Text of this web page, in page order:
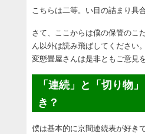
こちらは二等。い目の詰まり具
さて、ここからは僕の保管のこ
ん以外は読み飛ばしてください。
変態畳屋さんは是非ともご意見
「連続」と「切り物
き？
僕は基本的に京間連続表が好きで